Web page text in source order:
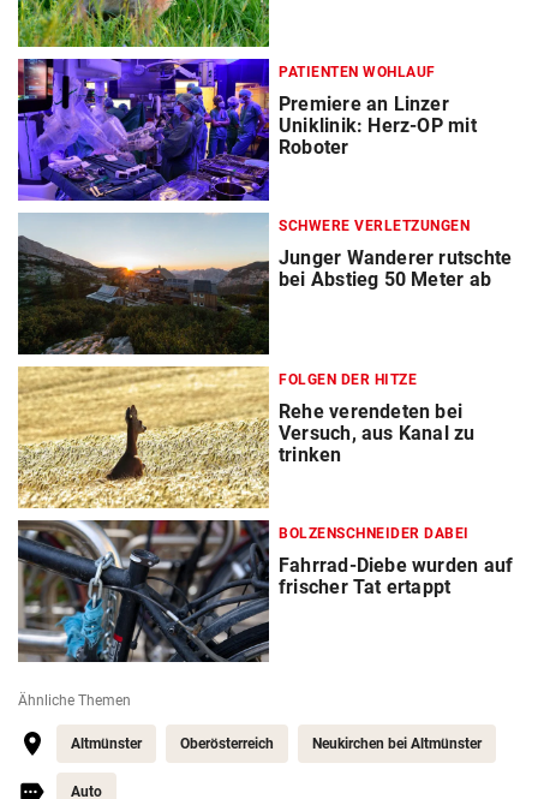
PATIENTEN WOHLAUF
Premiere an Linzer
Uniklinik: Herz-OP mit
Roboter
SCHWERE VERLETZUNGEN
Junger Wanderer rutschte
bei Abstieg 50 Meter ab
FOLGEN DER HITZE
Rehe verendeten bei
Versuch, aus Kanal zu
trinken
BOLZENSCHNEIDER DABEI
Fahrrad-Diebe wurden auf
frischer Tat ertappt
Ähnliche Themen
Altmünster Oberösterreich Neukirchen bei Altmünster
Auto